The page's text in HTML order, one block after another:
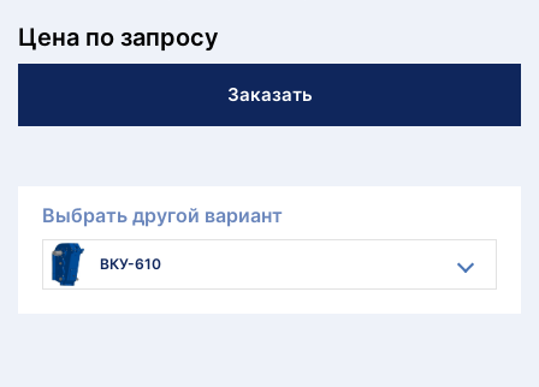
Цена по запросу
Заказать
Выбрать другой вариант
ВКУ-610